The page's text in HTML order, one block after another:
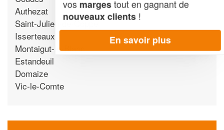
Authezat
Saint-Julien-de-Coppel
Isserteaux
Montaigut-le-Blanc
Estandeuil
Domaize
Vic-le-Comte
vosmargestout en gagnant de
nouveaux clients!
En savoir plus